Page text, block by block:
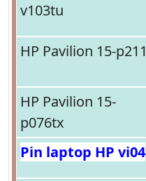
v103tu
HP Pavilion 15-p211
HP Pavilion 15-
p076tx
Pin laptop HP vi04